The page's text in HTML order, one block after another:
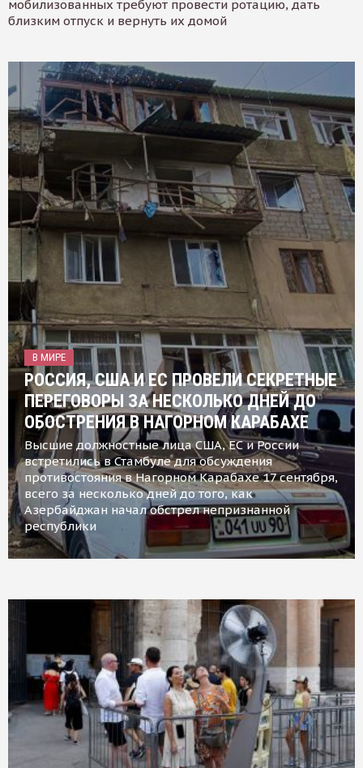
мобилизованных требуют провести ротацию, дать
близким отпуск и вернуть их домой
В МИРЕ
РОССИЯ, США И ЕС ПРОВЕЛИ СЕКРЕТНЫЕ
ПЕРЕГОВОРЫ ЗА НЕСКОЛЬКО ДНЕЙ ДО
ОБОСТРЕНИЯ В НАГОРНОМ КАРАБАХЕ
Высшие должностные лица США, ЕС и России
встретились в Стамбуле для обсуждения
противостояния в Нагорном Карабахе 17 сентября,
всего за несколько дней до того, как
Азербайджан начал обстрел непризнанной
республики